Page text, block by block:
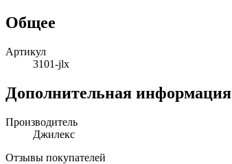
Общее
Артикул
3101-jlx
Дополнительная информация
Производитель
Джилекс
Отзывы покупателей